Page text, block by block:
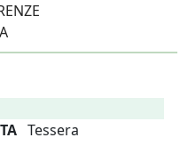
Tessera